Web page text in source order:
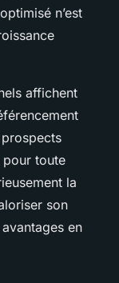
n’est
affichent
pour toute
la
son
en